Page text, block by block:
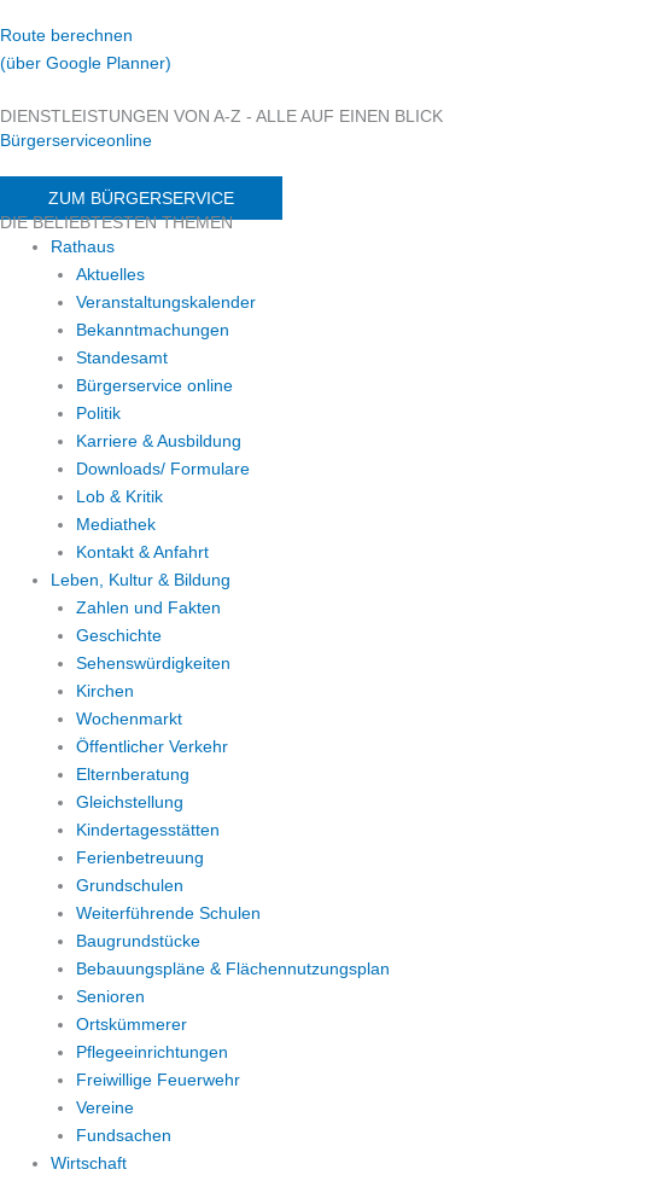
Route berechnen
(über Google Planner)
DIENSTLEISTUNGEN VON A-Z - ALLE AUF EINEN BLICK
Bürgerserviceonline
ZUM BÜRGERSERVICE
DIE BELIEBTESTEN THEMEN
Rathaus
Aktuelles
Veranstaltungskalender
Bekanntmachungen
Standesamt
Bürgerservice online
Politik
Karriere & Ausbildung
Downloads/ Formulare
Lob & Kritik
Mediathek
Kontakt & Anfahrt
Leben, Kultur & Bildung
Zahlen und Fakten
Geschichte
Sehenswürdigkeiten
Kirchen
Wochenmarkt
Öffentlicher Verkehr
Elternberatung
Gleichstellung
Kindertagesstätten
Ferienbetreuung
Grundschulen
Weiterführende Schulen
Baugrundstücke
Bebauungspläne & Flächennutzungsplan
Senioren
Ortskümmerer
Pflegeeinrichtungen
Freiwillige Feuerwehr
Vereine
Fundsachen
Wirtschaft